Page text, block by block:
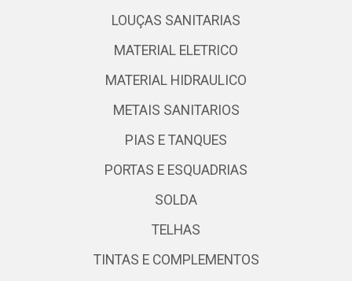
LOUÇAS SANITARIAS
MATERIAL ELETRICO
MATERIAL HIDRAULICO
METAIS SANITARIOS
PIAS E TANQUES
PORTAS E ESQUADRIAS
SOLDA
TELHAS
TINTAS E COMPLEMENTOS